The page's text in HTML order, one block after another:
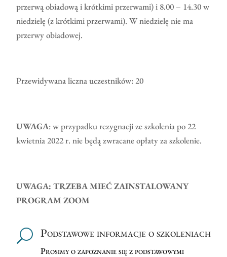
przerwą obiadową i krótkimi przerwami) i 8.00 – 14.30 w
niedzielę (z krótkimi przerwami). W niedzielę nie ma
przerwy obiadowej.
Przewidywana liczna uczestników: 20
UWAGA: w przypadku rezygnacji ze szkolenia po 22
kwietnia 2022 r. nie będą zwracane opłaty za szkolenie.
UWAGA: TRZEBA MIEĆ ZAINSTALOWANY
PROGRAM ZOOM
U Podstawowe informacje o szkoleniach
Prosimy o zapoznanie się z podstawowymi